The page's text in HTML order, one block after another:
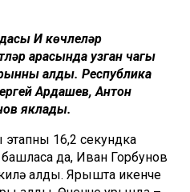
Иң көчлеләр
арасында узган чаңгы
алды. Республика
Ардашев, Антон
яклады.
16,2 секундка
да, Иван Горбунов
алды. Ярышта икенче